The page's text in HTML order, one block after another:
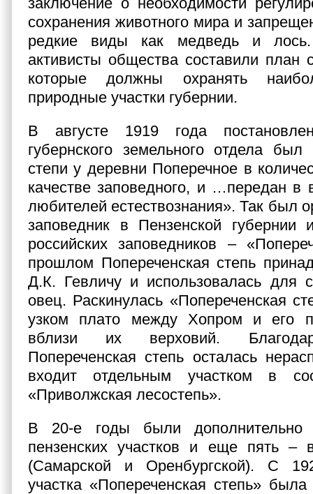
сохранения животного мира и
редкие виды как медведь и
активисты общества составили план
которые должны охранять
природные участки губернии.
В августе 1919 года
губернского земельного отдела был
степи у деревни Поперечное в
качестве заповедного, и …передан в
любителей естествознания». Так был
заповедник в Пензенской
российских заповедников –
прошлом Попереченская степь
Д.К. Гевличу и использовалась для
овец. Раскинулась «Попереченская
узком плато между Хопром и его
вблизи их верховий.
Попереченская степь осталась
входит отдельным участком в
«Приволжская лесостепь».
В 20-е годы были дополнительно
пензенских участков и еще пять –
(Самарской и Оренбургской). С
участка «Попереченская степь»